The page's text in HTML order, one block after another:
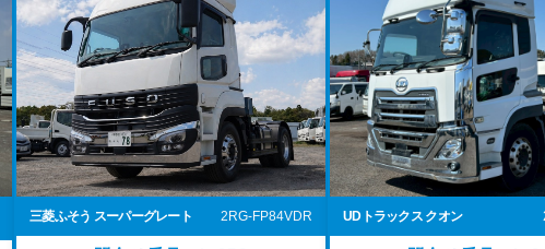
三菱ふそう スーパーグレート 2RG-FP84VDR UDトラックス クオン